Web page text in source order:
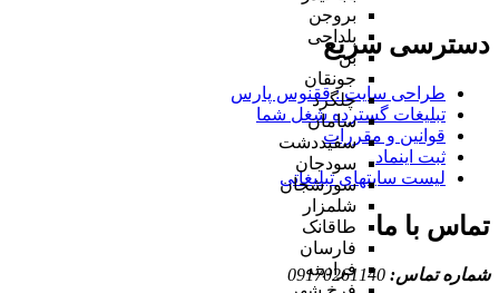
بروجن
بلداجی
بن
جونقان
چلگرد
سامان
سفیددشت
سودجان
سورشجان
شلمزار
طاقانک
فارسان
فرادبنه
دسترسی سریع
طراحی سایت :‌ ققنوس پارس
تبلیغات گسترده شغل شما
قوانین و مقررات
ثبت اینماد
لیست سایتهای تبلیغاتی
تماس با ما
شماره تماس: 09170261140